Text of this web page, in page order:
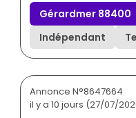
Gérardmer 88400
Indépendant
Annonce N°8647664
il y a 10 jours (27/07/